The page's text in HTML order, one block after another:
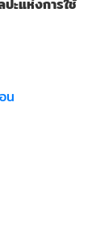
ะแห่งการใช้